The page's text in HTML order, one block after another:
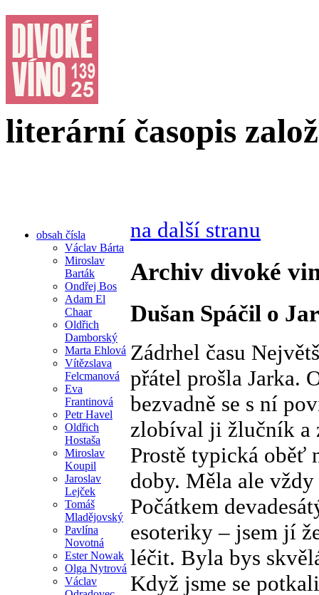
literární časopis
obsah čísla
Václav Bárta
Miroslav
Barták
Ondřej Bos
Adam El
Chaar
Oldřich
Damborský
Marta Ehlová
Vítězslava
Felcmanová
Eva
Frantinová
Petr Havel
Oldřich
Hostaša
Miroslav
Koupil
Jaroslav
Lejček
Tomáš
Mladějovský
Pavlína
Novotná
Ester Nowak
Olga Nytrová
Václav
na další stranu
Archiv divoké
Dušan Spáčil o
Zádrhel času
přátel prošla Jarka.
bezvadně se s ní
zlobíval ji žlučník a
Prostě typická oběť
doby. Měla ale
Počátkem
esoteriky – jsem jí
léčit. Byla bys
Když jsme se